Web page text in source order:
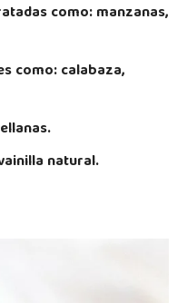
como: manzanas,
como: calabaza,
natural.